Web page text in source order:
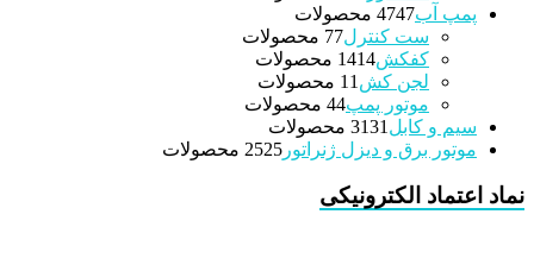
پمپ آب
4747 محصولات
ست کنترل 77 محصولات
کفکش
1414 محصولات
لجن کش
1 1 محصولات
موتور پمپ 44 محصولات
سیم و کابل
3131 محصولات
موتور برق و دیزل ژنراتور
2525 محصولات
نماد اعتماد الکترونیکی